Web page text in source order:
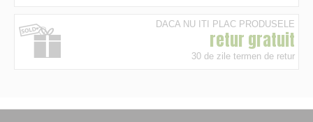
DACA NU ITI PLAC PRODUSELE
retur gratuit
30 de zile termen de retur